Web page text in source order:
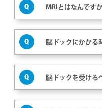
Q MRIとはなんです
Q 脳ドックにかかる
Q 脳ドックを受ける